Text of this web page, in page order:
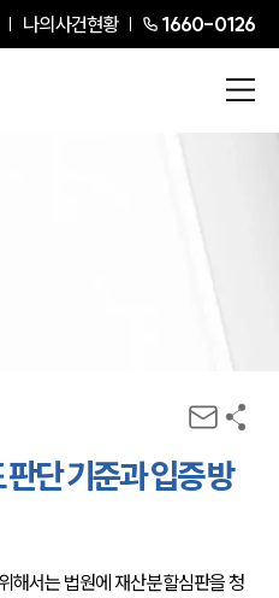
나의사건현황 1660-0126
단 기준과 입증 방
해서는 법원에 재산분할심판을 청